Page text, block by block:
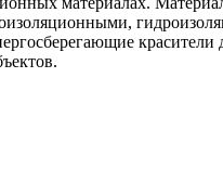
красители